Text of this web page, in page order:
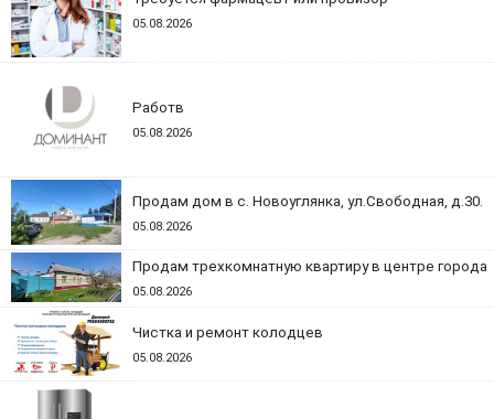
05.08.2026
Работв
05.08.2026
Продам дом в с. Новоуглянка, ул.Свободная, д.30.
05.08.2026
Продам трехкомнатную квартиру в центре города
05.08.2026
Чистка и ремонт колодцев
05.08.2026